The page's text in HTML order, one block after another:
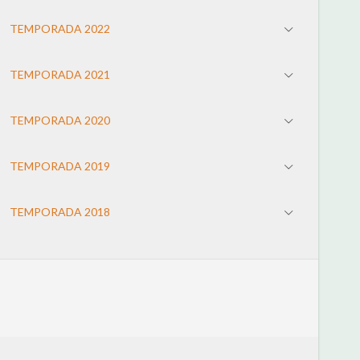
TEMPORADA 2022
TEMPORADA 2021
TEMPORADA 2020
TEMPORADA 2019
TEMPORADA 2018